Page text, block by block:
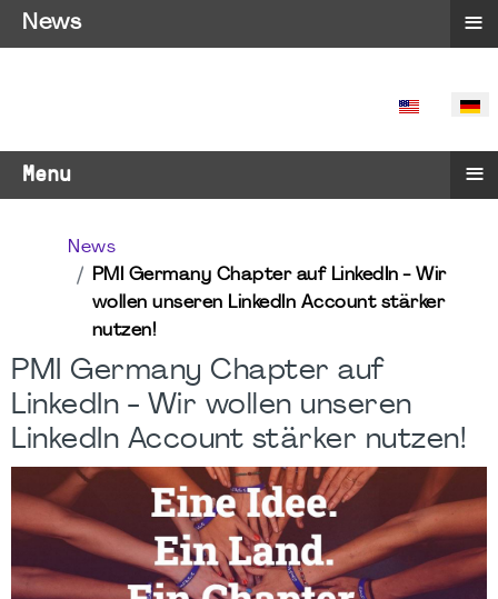
SPRACHE
Menu ≡
News
PMI Germany Chapter auf LinkedIn - Wir
wollen unseren LinkedIn Account stärker
nutzen!
PMI Germany Chapter auf
LinkedIn - Wir wollen unseren
LinkedIn Account stärker nutzen!
News ≡